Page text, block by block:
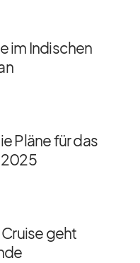
im Indischen
Pläne für das
2025
geht